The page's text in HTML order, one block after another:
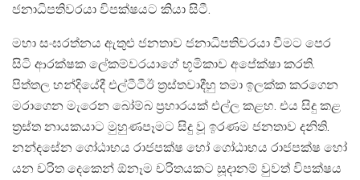
ජනාධිපතිවරයා විපක්ෂයට කියා සිටී.
මහා සංඝරත්නය ඇතුළු ජනතාව ජනාධිපතිවරයා වීමට පෙර
සිටි ආරක්ෂක ලේකම්වරයාගේ භූමිකාව අපේක්ෂා කරති.
පිත්තල හන්දියේදී එල්ටීටීඊ ත්‍රස්තවාදීහු තමා ඉලක්ක කරගෙන
මරාගෙන මැරෙන බෝම්බ ප්‍රහාරයක් එල්ල කළහ. එය සිදු කළ
ත්‍රස්ත නායකයාට මුහුණපෑමට සිදු වූ ඉරණම ජනතාව දනිති.
නන්දසේන ගෝඨාභය රාජපක්ෂ හෝ ගෝඨාභය රාජපක්ෂ හෝ
යන චරිත දෙකෙන් ඕනෑම චරිතයකට සූදානම් වුවත් විපක්ෂය